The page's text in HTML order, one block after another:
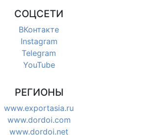
СОЦСЕТИ
ВКонтакте
Instagram
Telegram
YouTube
РЕГИОНЫ
www.exportasia.ru
www.dordoi.com
www.dordoi.net